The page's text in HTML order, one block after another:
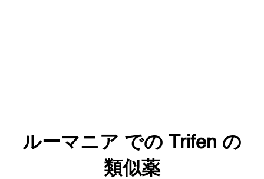
ルーマニア での Trifen の
類似薬